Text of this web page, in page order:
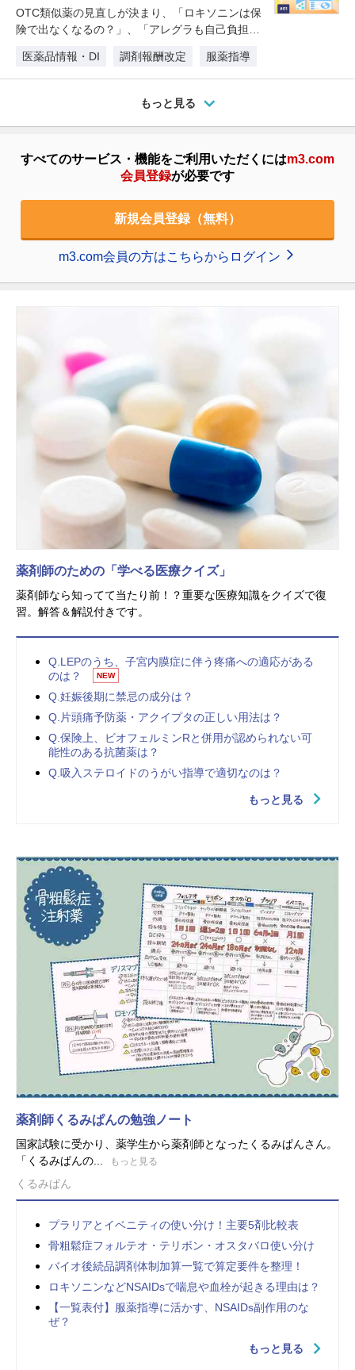
OTC類似薬の見直しが決まり、「ロキソニンは保
険で出なくなるの？」、「アレグラも自己負担が
医薬品情報・DI
調剤報酬改定 服薬指導
もっと見る
すべてのサービス・機能をご利用いただくにはm3.com
会員登録が必要です
新規会員登録（無料）
m3.com会員の方はこちらからログイン
薬剤師のための「学べる医療クイズ」
薬剤師なら知ってて当たり前！？重要な医療知識をクイズで復
習。解答＆解説付きです。
Q.LEPのうち、子宮内膜症に伴う疼痛への適応がある
のは？
NEW
Q.妊娠後期に禁忌の成分は？
Q.片頭痛予防薬・アクイプタの正しい用法は？
Q.保険上、ビオフェルミンRと併用が認められない可
能性のある抗菌薬は？
Q.吸入ステロイドのうがい指導で適切なのは？
もっと見る
薬剤師くるみぱんの勉強ノート
国家試験に受かり、薬学生から薬剤師となったくるみぱんさん。
「くるみぱんの...
もっと見る
くるみぱん
プラリアとイベニティの使い分け！主要5剤比較表
骨粗鬆症フォルテオ・テリボン・オスタバロ使い分け
バイオ後続品調剤体制加算一覧で算定要件を整理！
ロキソニンなどNSAIDsで喘息や血栓が起きる理由は？
【一覧表付】服薬指導に活かす、NSAIDs副作用のな
ぜ？
もっと見る